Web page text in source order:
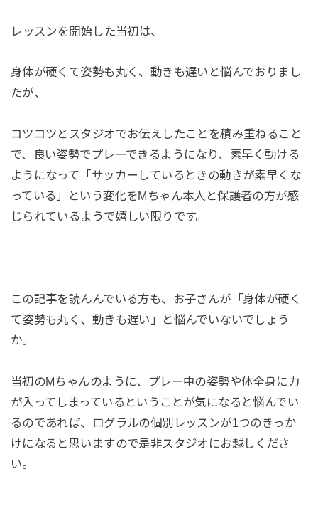
⁡レッスンを開始した当初は、
身体が硬くて姿勢も丸く、動きも遅いと悩んでおりまし
たが、
コツコツとスタジオでお伝えしたことを積み重ねること
で、良い姿勢でプレーできるようになり、素早く動ける
ようになって「サッカーしているときの動きが素早くな
っている」という変化をMちゃん本人と保護者の方が感
じられているようで嬉しい限りです。⁡
この記事を読んんでいる方も、お子さんが「身体が硬く
て姿勢も丸く、動きも遅い」と悩んでいないでしょう
か。
当初のMちゃんのように、プレー中の姿勢や体全身に力
が入ってしまっているということが気になると悩んでい
るのであれば、ログラルの個別レッスンが1つのきっか
けになると思いますので是非スタジオにお越しくださ
い。